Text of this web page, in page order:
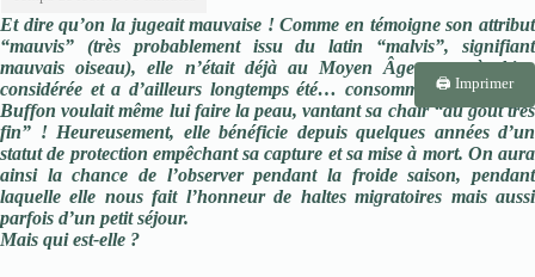
🖨️ Imprimer
Et dire qu’on la jugeait mauvaise ! Comme en témoigne son attribut
“mauvis” (très probablement issu du latin “malvis”, signifiant
mauvais oiseau), elle n’était déjà au Moyen Âge pas très bien
considérée et a d’ailleurs longtemps été… consommée. Un certain
Buffon voulait même lui faire la peau, vantant sa chair “au goût très
fin” ! Heureusement, elle bénéficie depuis quelques années d’un
statut de protection empêchant sa capture et sa mise à mort. On aura
ainsi la chance de l’observer pendant la froide saison, pendant
laquelle elle nous fait l’honneur de haltes migratoires mais aussi
parfois d’un petit séjour.
Mais qui est-elle ?